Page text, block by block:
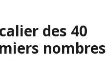
des 40
nombres